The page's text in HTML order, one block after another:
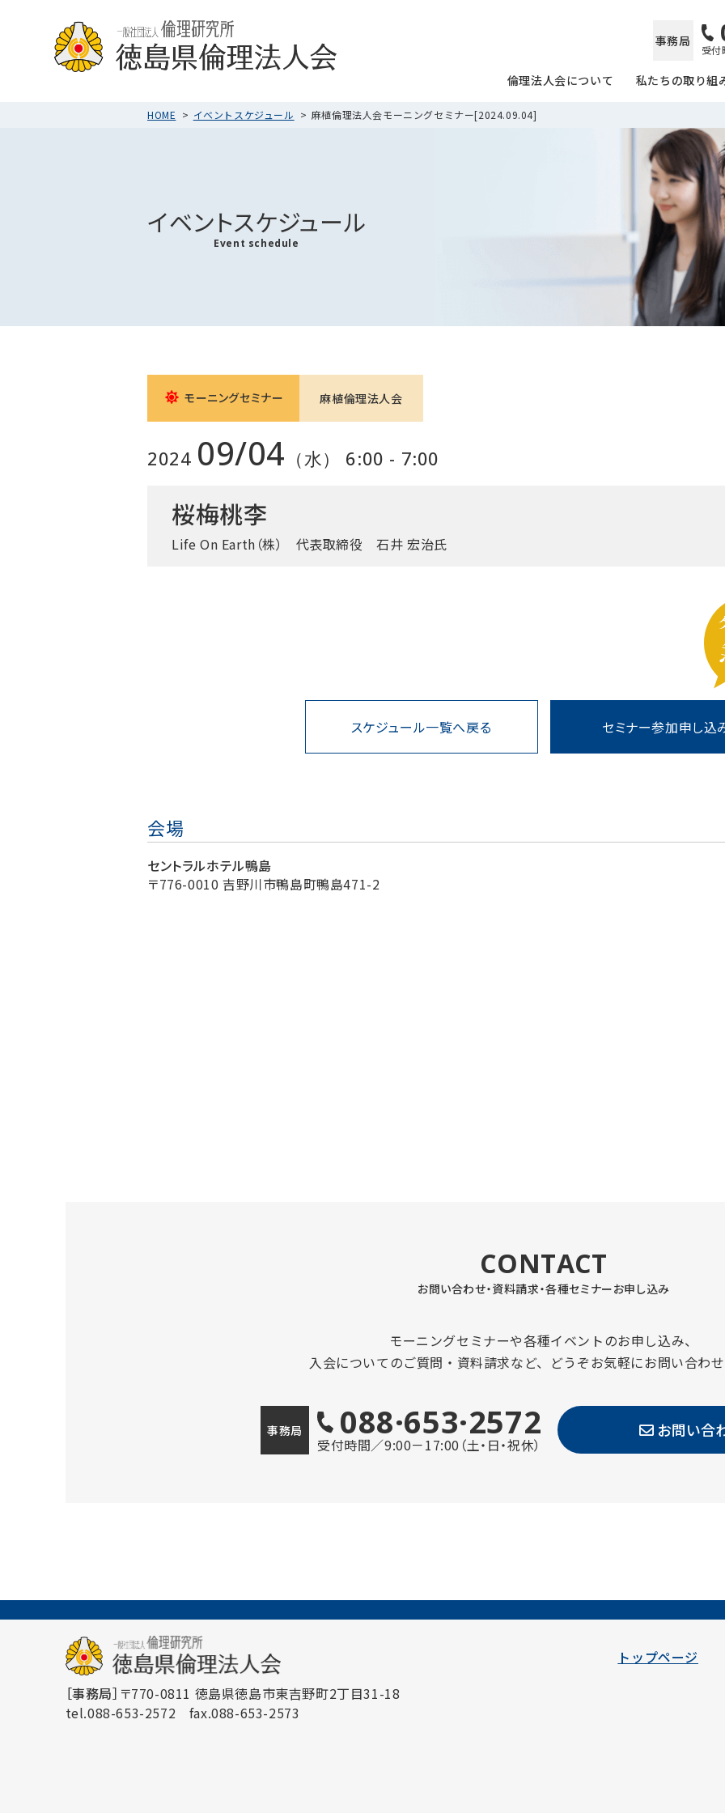
事務局
受付
倫理法人会について 私たちの取り組
HOME イベントスケジュール 麻植倫理法人会モーニングセミナー[2024.09.04]
イベントスケジュール
Event schedule
モーニングセミナー 麻植倫理法人会
2024 09/04 （水） 6:00 - 7:00
桜梅桃李
Life On Earth（株） 代表取締役 石井 宏治氏
スケジュール一覧へ戻る セミナー参加申し込
会場
セントラルホテル鴨島
〒776-0010 吉野川市鴨島町鴨島471-2
CONTACT
お問い合わせ・資料請求・各種セミナーお申し込み
モーニングセミナーや各種イベントのお申し込み、
入会についてのご質問・資料請求など、どうぞお気軽にお問い合わ
事務局 088·653·2572
受付時間／9:00－17:00（土・日・祝休）
お問い合
［事務局］ 〒770-0811 徳島県徳島市東吉野町2丁目31-18
tel.088-653-2572 fax.088-653-2573
トップページ